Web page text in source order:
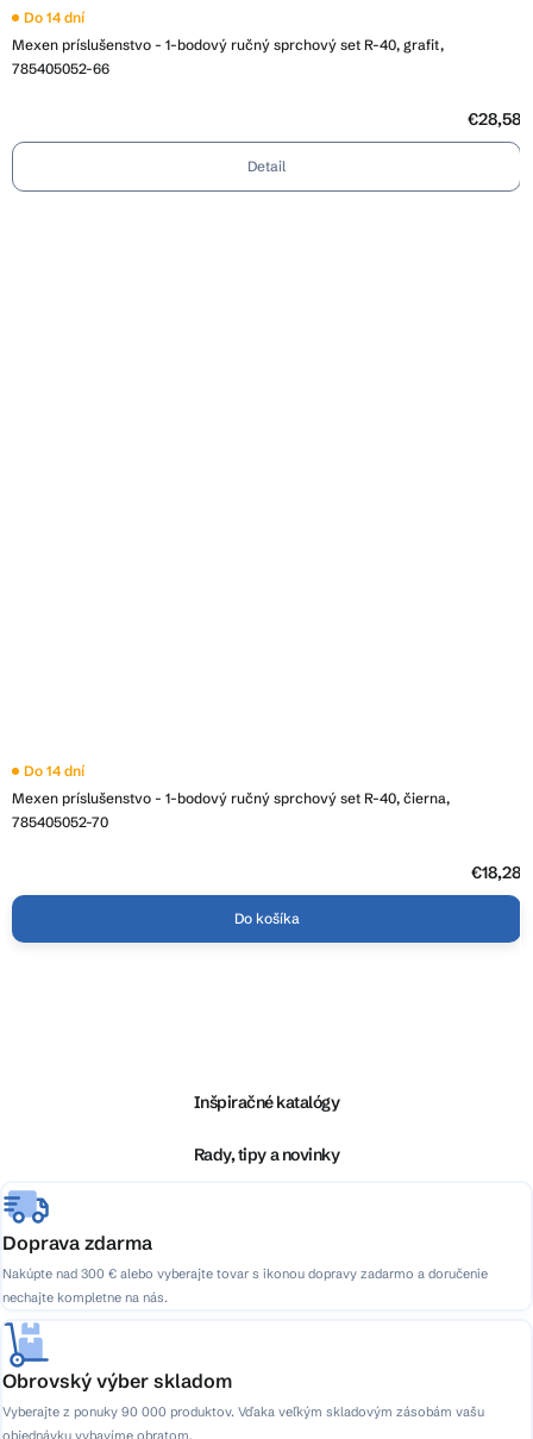
Mexen príslušenstvo - 1-bodový ručný sprchový set R-40, grafit,
785405052-66
Do 14 dní
€28,58
Detail
Mexen príslušenstvo - 1-bodový ručný sprchový set R-40, čierna,
785405052-70
Do 14 dní
€18,28
Do košíka
e
Inšpiračné katalógy
Rady, tipy a novinky
Doprava zdarma
Nakúpte nad 300 € alebo vyberajte tovar s ikonou dopravy zadarmo a doručenie
nechajte kompletne na nás.
Obrovský výber skladom
Vyberajte z ponuky 90 000 produktov. Vďaka veľkým skladovým zásobám vašu
objednávku vybavíme obratom.